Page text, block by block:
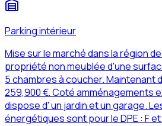
Parking intérieur
Mise sur le marché dans la région
propriété non meublée d'une
5 chambres à coucher. Maintenant
259,900 €. Coté amménagements
dispose d' un jardin et un garage.
énergétiques sont pour le DPE : F et